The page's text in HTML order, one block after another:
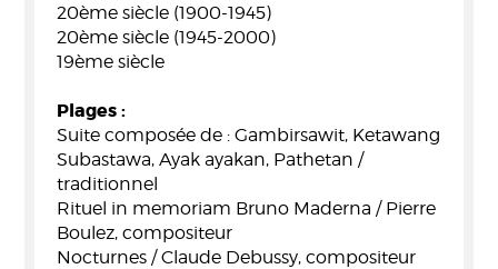
20ème siècle (1900-1945)
20ème siècle (1945-2000)
19ème siècle
Plages :
Suite composée de : Gambirsawit, Ketawang
Subastawa, Ayak ayakan, Pathetan /
traditionnel
Rituel in memoriam Bruno Maderna / Pierre
Boulez, compositeur
Nocturnes / Claude Debussy, compositeur